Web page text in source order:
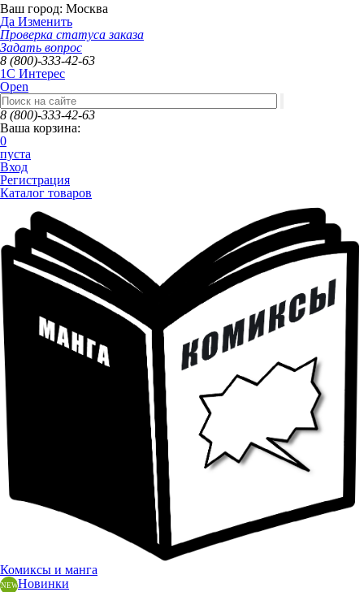
Ваш город: Москва
Да Изменить
Проверка статуса заказа
Задать вопрос
8 (800)-333-42-63
1C Интерес
Open
8 (800)-333-42-63
Ваша корзина:
0
пуста
Вход
Регистрация
Каталог товаров
Комиксы и манга
Новинки